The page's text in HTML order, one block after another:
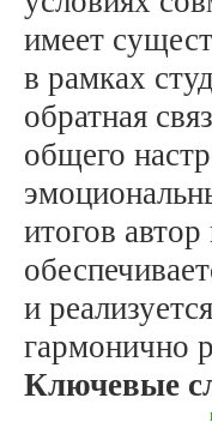
имеет
в рамках
обратная
общего
итогов
и
гармонично
Ключевые